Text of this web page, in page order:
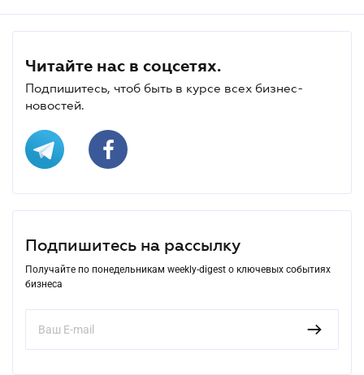
Читайте нас в соцсетях.
Подпишитесь, чтоб быть в курсе всех бизнес-
новостей.
Подпишитесь на рассылку
Получайте по понедельникам weekly-digest о ключевых событиях
бизнеса